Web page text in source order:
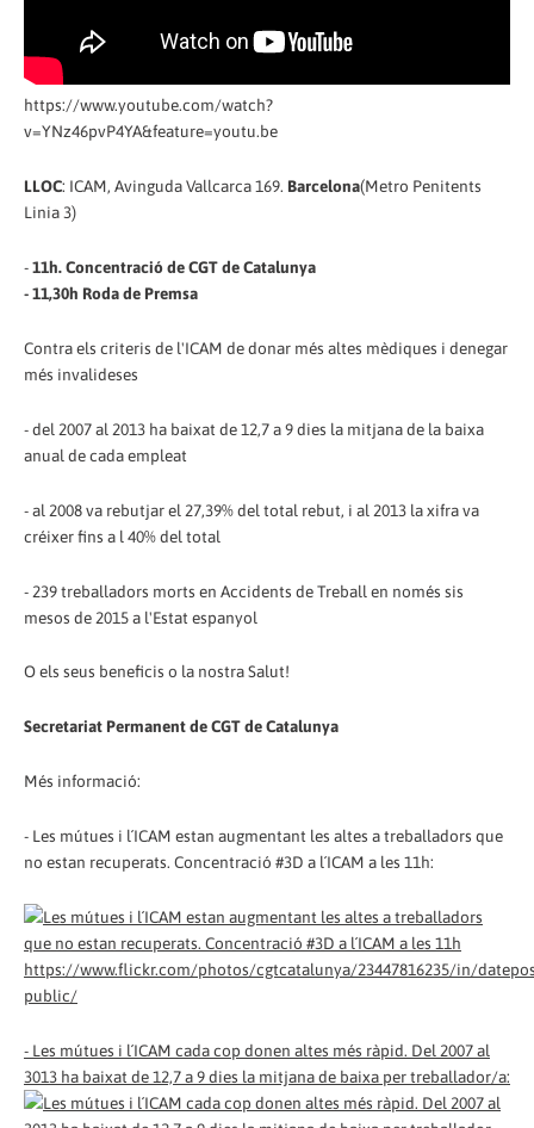
https://www.youtube.com/watch?
v=YNz46pvP4YA&feature=youtu.be
LLOC: ICAM, Avinguda Vallcarca 169. Barcelona(Metro Penitents
Linia 3)
-11h. Concentració de CGT de Catalunya
- 11,30h Roda de Premsa
Contra els criteris de l'ICAM de donar més altes mèdiques i denegar
més invalideses
- del 2007 al 2013 ha baixat de 12,7 a 9 dies la mitjana de la baixa
anual de cada empleat
- al 2008 va rebutjar el 27,39% del total rebut, i al 2013 la xifra va
créixer fins a l 40% del total
- 239 treballadors morts en Accidents de Treball en només sis
mesos de 2015 a l'Estat espanyol
O els seus beneficis o la nostra Salut!
Secretariat Permanent de CGT de Catalunya
Més informació:
- Les mútues i l´ICAM estan augmentant les altes a treballadors que
no estan recuperats. Concentració #3D a l´ICAM a les 11h:
https://www.flickr.com/photos/cgtcatalunya/23447816235/in/
public/
- Les mútues i l´ICAM cada cop donen altes més ràpid. Del 2007 al
3013 ha baixat de 12,7 a 9 dies la mitjana de baixa per treballador/a: